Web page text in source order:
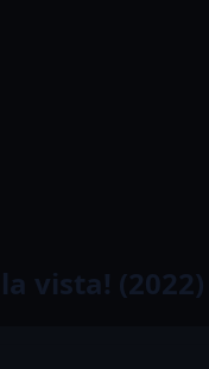
vista! (2022)